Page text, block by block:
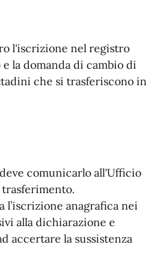
l'iscrizione nel registro
la domanda di cambio di
che si trasferiscono in
comunicarlo all'Ufficio
l’iscrizione anagrafica nei
alla dichiarazione e
accertare la sussistenza